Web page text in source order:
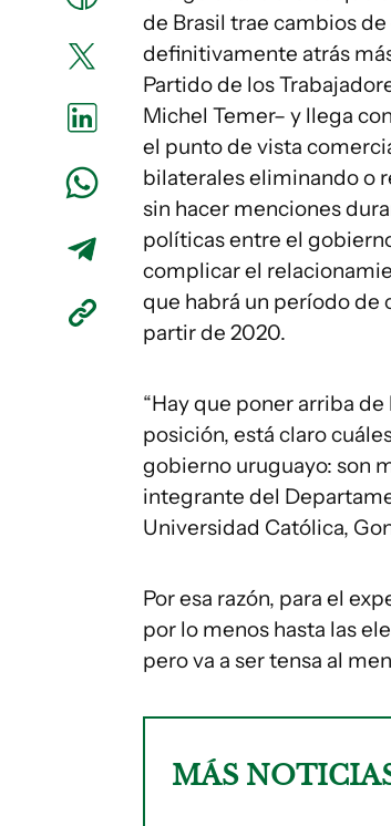
de Brasil trae cambios
definitivamente atrás
Partido de los
Michel Temer– y llega
el punto de vista
bilaterales eliminando o
sin hacer menciones
políticas entre el
complicar el
que habrá un período de
partir de 2020.
“Hay que poner arriba
posición, está claro
gobierno uruguayo: son
integrante del
Universidad Católica,
Por esa razón, para el
por lo menos hasta las
pero va a ser tensa al
MÁS